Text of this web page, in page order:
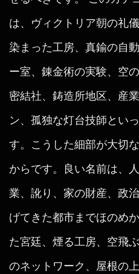
は、ヴィクトリア朝の礼
染まった工房、真鍮の自
ー室、錬金術の実験、空
密結社、鋳造所地区、産
ン、孤独な灯台技師とい
す。こうした細部が大切
からです。良い名前は、
業、訛り、家の財産、政
げてきた都市までほのめ
た宮廷、煙る工房、空飛
のネットワーク、屋根の